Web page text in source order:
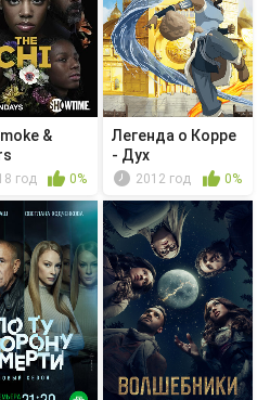
&
год 0%
Легенда о Корре
- Дух
соревнования
2012 год 0%